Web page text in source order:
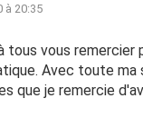
à 20:35
tous vous
Avec toute ma
que je remercie